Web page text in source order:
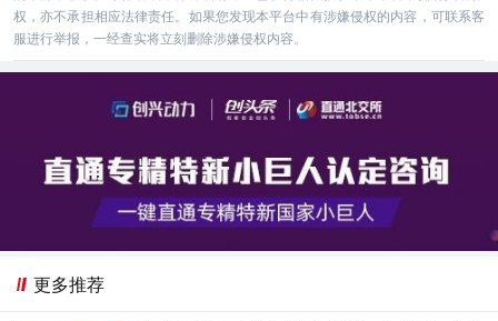
权，亦不承担相应法律责任。如果您发现本平台中有涉嫌侵权的内容，可联系客
服进行举报，一经查实将立刻删除涉嫌侵权内容。
更多推荐